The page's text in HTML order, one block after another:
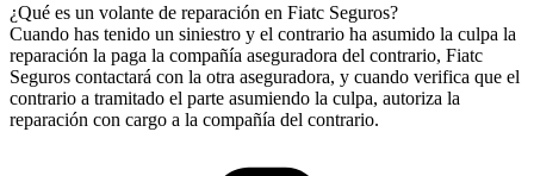
¿Qué es un volante de reparación en Fiatc Seguros?
Cuando has tenido un siniestro y el contrario ha asumido la culpa la
reparación la paga la compañía aseguradora del contrario, Fiatc
Seguros contactará con la otra aseguradora, y cuando verifica que el
contrario a tramitado el parte asumiendo la culpa, autoriza la
reparación con cargo a la compañía del contrario.